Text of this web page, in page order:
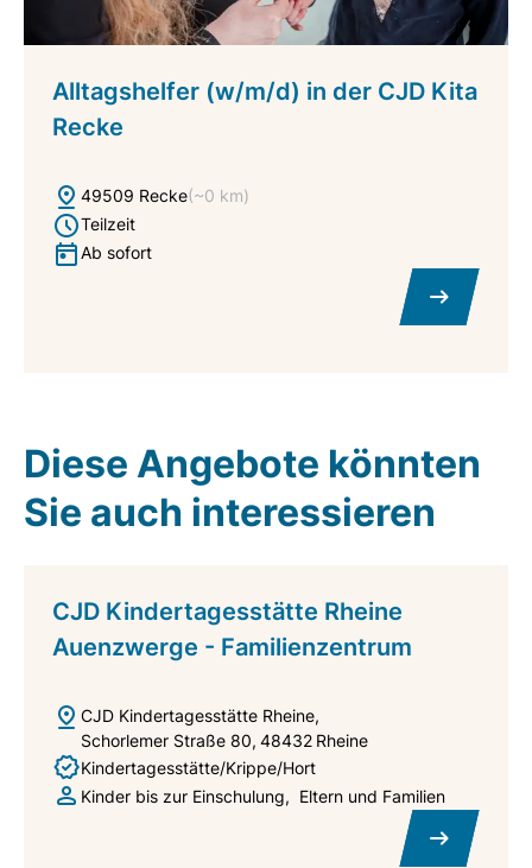
Alltagshelfer (w/m/d) in der CJD Kita
Recke
49509 Recke(~0 km)
Teilzeit
Ab sofort
Diese Angebote könnten
Sie auch interessieren
CJD Kindertagesstätte Rheine
Auenzwerge - Familienzentrum
CJD Kindertagesstätte Rheine
Schorlemer Straße 80 48432 Rheine
Kindertagesstätte/Krippe/Hort
Kinder bis zur Einschulung
Eltern und Familien